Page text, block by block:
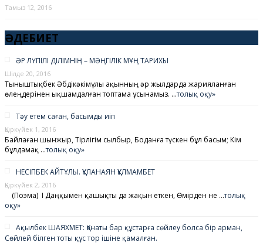
Тамыз 12, 2016
ӘДЕБИЕТ
ӘР ЛҮПІЛІ ДІЛІМНІҢ – МӘҢГІЛІК МҰҢ ТАРИХЫ
Шілде 20, 2016
Тыныштықбек Әбдікәкімұлы ақынның әр жылдарда жарияланған
өлеңдерінен ықшамдалған топтама ұсынамыз. …толық оқу»
Тәу етем саған, басымды иіп
Қыркүйек 1, 2016
Байлаған шынжыр, Тірлігім сылбыр, Боданға түскен бұл басым; Кім
бұлдамақ …толық оқу»
НЕСІПБЕК АЙТҰЛЫ. ҚҰЛАНАЯН ҚҰЛМАМБЕТ
Қыркүйек 2, 2016
(Поэма) І Даңқымен қашықты да жақын еткен, Өмірден не …толық
оқу»
Ақылбек ШАЯХМЕТ: Қанаты бар құстарға сөйлеу болса бір арман,
Сөйлей білген тоты құс тор ішіне қамалған.